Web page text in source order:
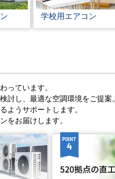
学校用エアコン
っています。
し、最適な空調環境をご提案。
うサポートします。
お届けします。
POINT
4